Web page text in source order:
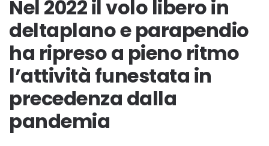
Nel 2022 il volo libero in
deltaplano e parapendio
ha ripreso a pieno ritmo
l’attività funestata in
precedenza dalla
pandemia